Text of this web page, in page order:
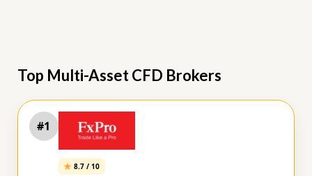
Top Multi-Asset CFD Brokers
#1
8.7 / 10